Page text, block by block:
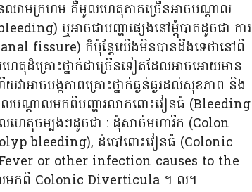
ឈាមក្រហម គឺមូលហេតុភាគច្រើនអាចបណ្តាល
ឬអាចជាបញ្ហាផ្សេងនៅម្តុំបាតដូចជា ការ
fissure) ក៏ប៉ុន្តែយើងមិនបានដឹងទេថានៅពី
ដ៏គ្រោះថ្នាក់ជាច្រើនទៀតដែលអាចអោយមាន
ាអាចបង្កភាពគ្រោះថ្នាក់ធ្ងន់ធ្ងរដល់សុខភាព និង
ណ្តាលមកពីបញ្ហារលាកពោះវៀនធំ (Bleeding
េតុចម្បងៗដូចជា : ដុំសាច់មហារីក (Colon
bleeding), ដំបៅពោះវៀនធំ (Colonic
or other infection causes to the
មកពី Colonic Diverticula ។ ល។